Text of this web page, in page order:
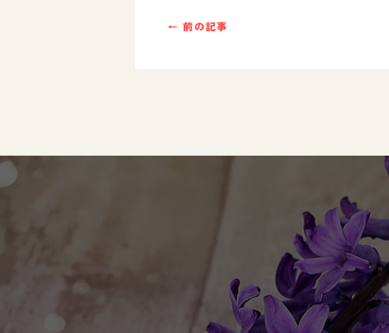
社内行事
← 前の記事